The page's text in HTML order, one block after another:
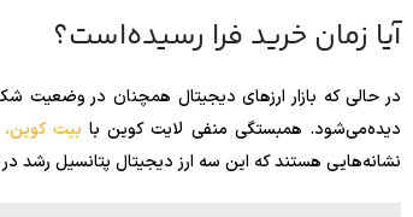
آیا زمان خرید فرا رسیده‌است؟
در حالی که بازار ارزهای دیجیتال همچنان در وضعیت
دیده‌می‌شود. همبستگی منفی لایت کوین با بیت کوین،
نشانه‌هایی هستند که این سه ارز دیجیتال پتانسیل رشد در